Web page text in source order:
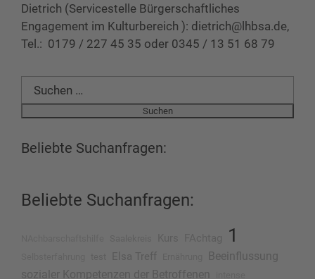
Dietrich (Servicestelle Bürgerschaftliches
Engagement im Kulturbereich ): dietrich@lhbsa.de,
Tel.: 0179 / 227 45 35 oder 0345 / 13 51 68 79
Suchen
nach:
Beliebte Suchanfragen:
Beliebte Suchanfragen:
1
Elsa Treff
Beeinflussung
sozialer Kompetenzen der Betroffenen